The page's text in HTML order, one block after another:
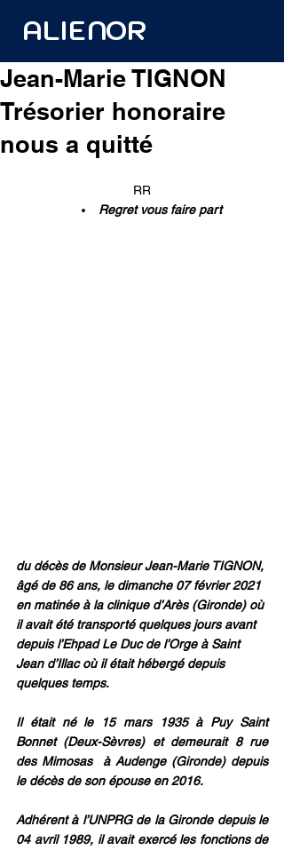
ALIENOR
Jean-Marie TIGNON
Trésorier honoraire
nous a quitté
RR
Regret vous faire part
du décès de Monsieur Jean-Marie TIGNON,
âgé de 86 ans, le dimanche 07 février 2021
en matinée à la clinique d’Arès (Gironde) où
il avait été transporté quelques jours avant
depuis l’Ehpad Le Duc de l’Orge à Saint
Jean d’Illac où il était hébergé depuis
quelques temps.
Il était né le 15 mars 1935 à Puy Saint
Bonnet (Deux-Sèvres) et demeurait 8 rue
des Mimosas  à Audenge (Gironde) depuis
le décès de son épouse en 2016.
Adhérent à l’UNPRG de la Gironde depuis le
04 avril 1989, il avait exercé les fonctions de